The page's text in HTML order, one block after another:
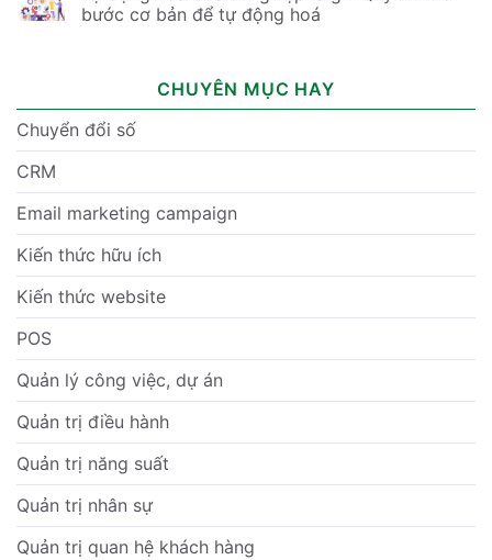
bước cơ bản để tự động hoá
CHUYÊN MỤC HAY
Chuyển đổi số
CRM
Email marketing campaign
Kiến thức hữu ích
Kiến thức website
POS
Quản lý công việc, dự án
Quản trị điều hành
Quản trị năng suất
Quản trị nhân sự
Quản trị quan hệ khách hàng